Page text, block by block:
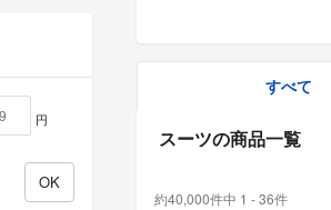
すべて
スーツの商品一覧
約40,000件中 1 - 36件
円